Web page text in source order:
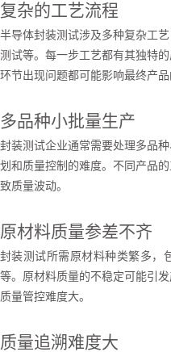
复杂的工艺流程
半导体封装测试涉及多种复杂工
测试等。每一步工艺都有其独特
环节出现问题都可能影响最终产品
多品种小批量生产
封装测试企业通常需要处理多品
划和质量控制的难度。不同产品
致质量波动。
原材料质量参差不齐
封装测试所需原材料种类繁多，
等。原材料质量的不稳定可能引
质量管控难度大。
质量追溯难度大